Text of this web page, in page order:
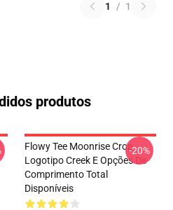
1 / 1
produtos
Flowy Tee Moonrise Crop
Logotipo Creek E Opções De
Comprimento Total
Disponíveis
-20%